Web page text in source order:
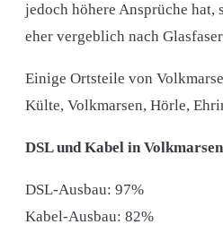
jedoch höhere Ansprüche hat,
eher vergeblich nach
Einige Ortsteile von
Külte, Volkmarsen, Hörle,
DSL und Kabel in Volkmarsen
DSL-Ausbau: 97%
Kabel-Ausbau: 82%